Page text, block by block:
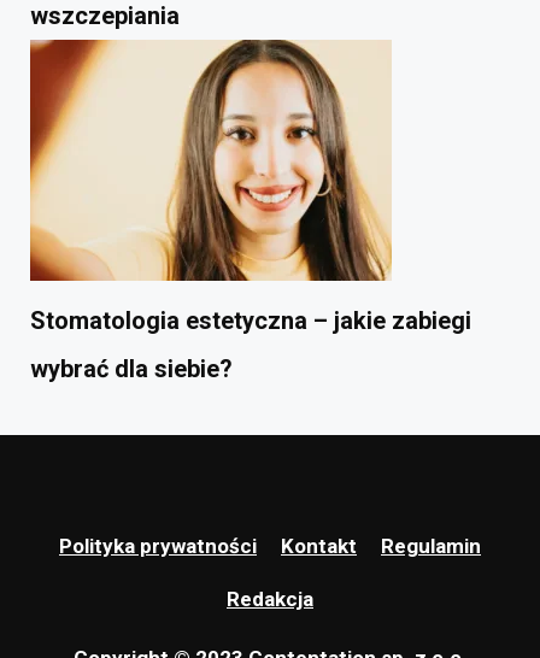
wszczepiania
Stomatologia estetyczna – jakie zabiegi
wybrać dla siebie?
Polityka prywatności Kontakt Regulamin
Redakcja